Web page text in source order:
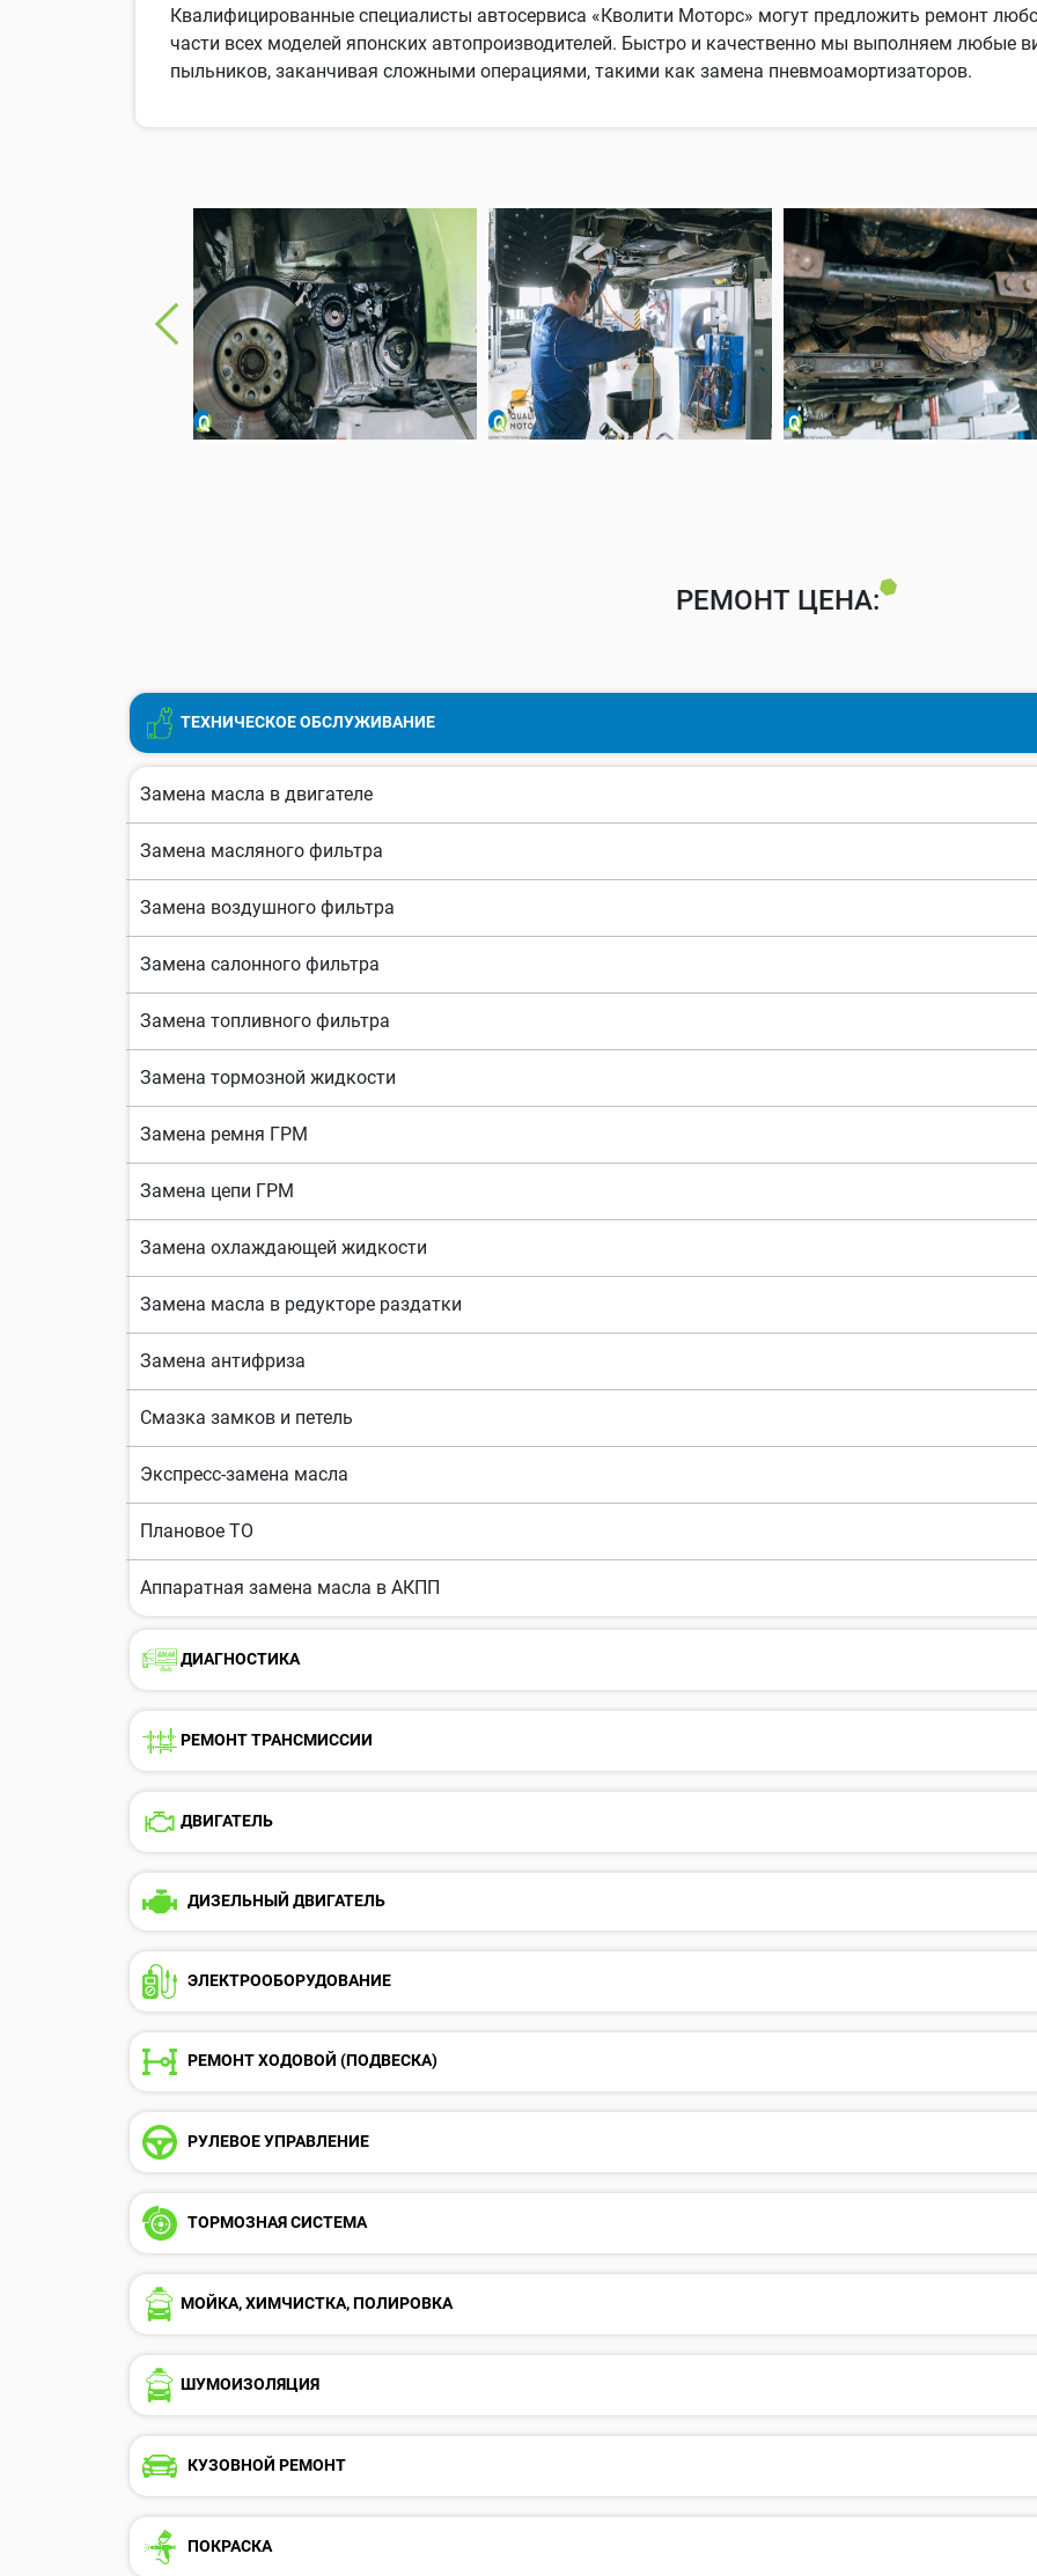
Квалифицированные специалисты автосервиса «Кволити Моторс» могут предложить ремонт
части всех моделей японских автопроизводителей. Быстро и качественно мы выполняем любые
пыльников, заканчивая сложными операциями, такими как замена пневмоамортизаторов.
РЕМОНТ ЦЕНА:
ТЕХНИЧЕСКОЕ ОБСЛУЖИВАНИЕ
Замена масла в двигателе
Замена масляного фильтра
Замена воздушного фильтра
Замена салонного фильтра
Замена топливного фильтра
Замена тормозной жидкости
Замена ремня ГРМ
Замена цепи ГРМ
Замена охлаждающей жидкости
Замена масла в редукторе раздатки
Замена антифриза
Смазка замков и петель
Экспресс-замена масла
Плановое ТО
Аппаратная замена масла в АКПП
ДИАГНОСТИКА
РЕМОНТ ТРАНСМИССИИ
ДВИГАТЕЛЬ
ДИЗЕЛЬНЫЙ ДВИГАТЕЛЬ
ЭЛЕКТРООБОРУДОВАНИE
РЕМОНТ ХОДОВОЙ (ПОДВЕСКА)
РУЛЕВОЕ УПРАВЛЕНИЕ
ТОРМОЗНАЯ СИСТЕМА
МОЙКА, ХИМЧИСТКА, ПОЛИРОВКА
ШУМОИЗОЛЯЦИЯ
КУЗОВНОЙ РЕМОНТ
ПОКРАСКА